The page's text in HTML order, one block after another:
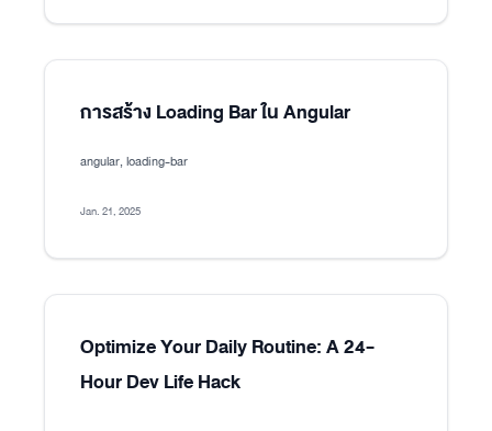
การสร้าง Loading Bar ใน Angular
angular, loading-bar
Jan. 21, 2025
Optimize Your Daily Routine: A 24-
Hour Dev Life Hack